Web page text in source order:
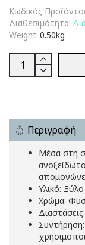
Κωδικός
Διαθεσιμότητα:
Weight: 0.50kg
Περιγραφή
Μέσα στη
Υλικό:
Χρώμα: